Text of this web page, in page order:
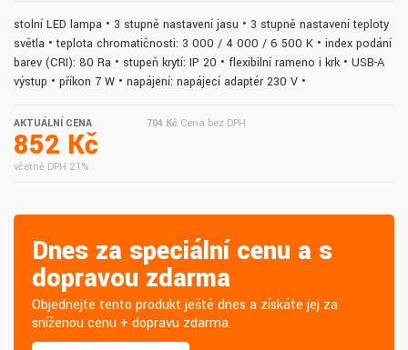
stolní LED lampa • 3 stupně nastavení jasu • 3 stupně nastavení teploty
světla • teplota chromatičnosti: 3 000 / 4 000 / 6 500 K • index podání
barev (CRI): 80 Ra • stupeň krytí: IP 20 • flexibilní rameno i krk • USB-A
výstup • příkon 7 W • napájení: napájecí adaptér 230 V •
AKTUÁLNÍ CENA
852 Kč
včetně DPH 21%
704 Kč Cena bez DPH
Dnes za speciální cenu a s
dopravou zdarma
Objednejte tento produkt ještě dnes a získáte jej za
sníženou cenu + dopravu zdarma.